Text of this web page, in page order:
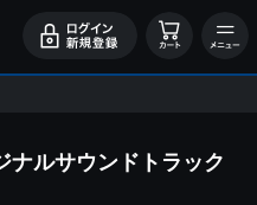
ナルサウンドトラック